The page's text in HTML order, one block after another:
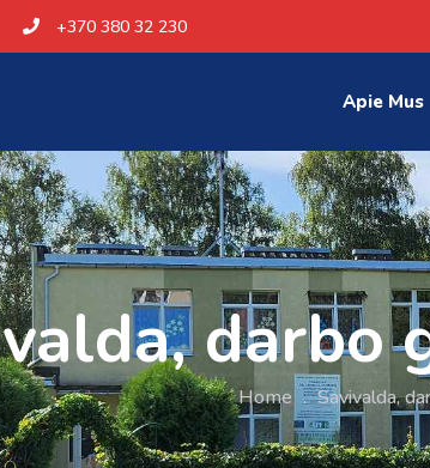
+370 380 32 230
Apie Mus
darbo
Home . Savivalda,